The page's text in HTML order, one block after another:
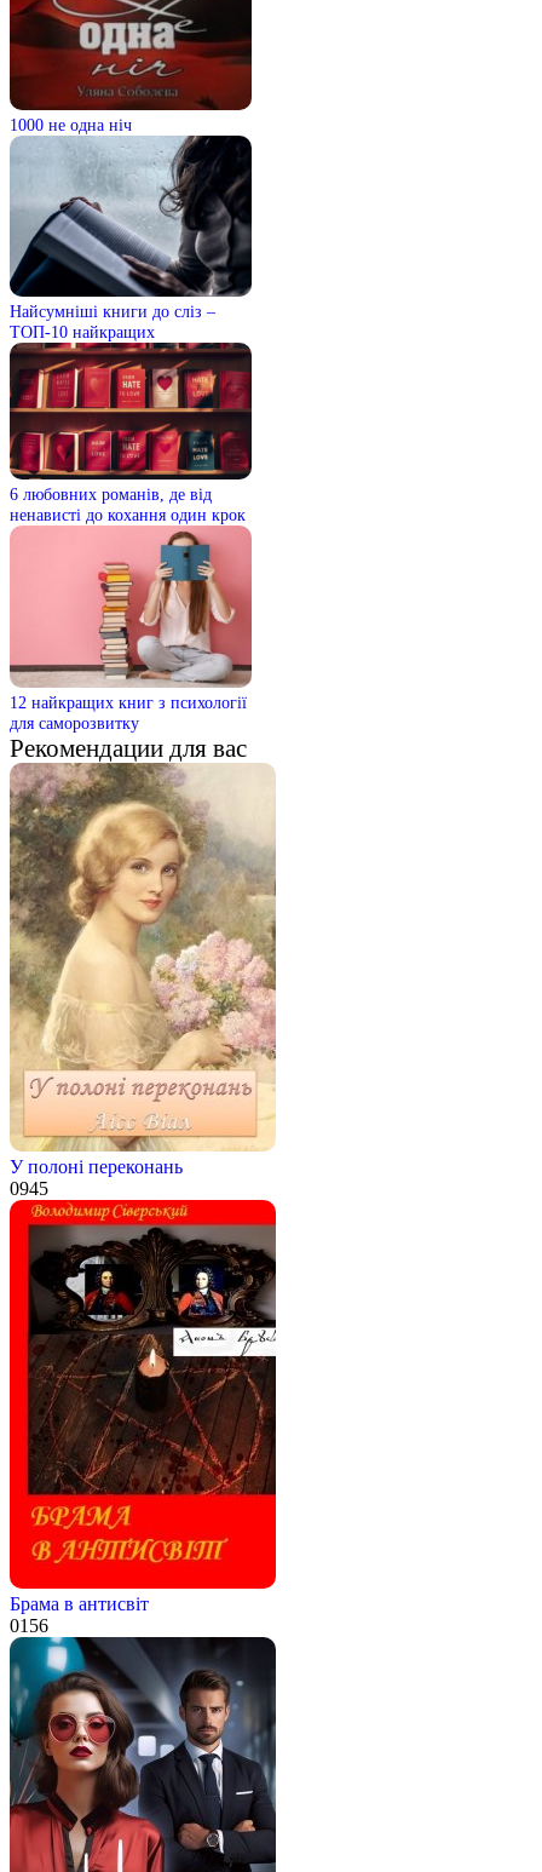
1000 не одна ніч
Найсумніші книги до сліз –
ТОП-10 найкращих
6 любовних романів, де від
ненависті до кохання один крок
12 найкращих книг з психології
для саморозвитку
Рекомендации для вас
У полоні переконань
0945
Брама в антисвіт
0156